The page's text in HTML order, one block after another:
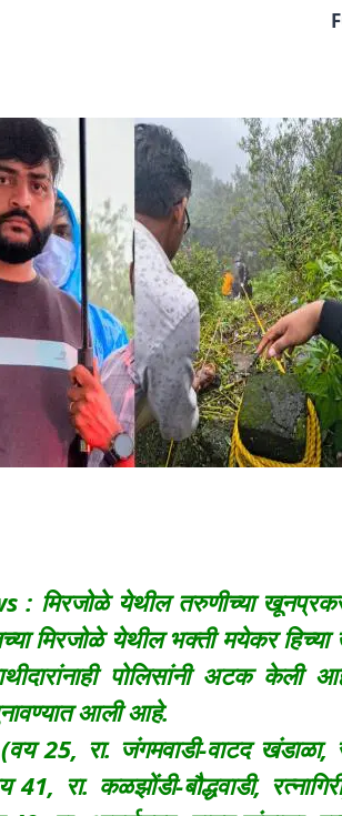
येथील तरुणीच्या
मिरजोळे येथील भक्ती मयेकर
पोलिसांनी अटक केली
आली आहे.
25, रा. जंगमवाडी-वाटद खंडाळा,
41, रा. कळझोंडी-बौद्धवाडी,